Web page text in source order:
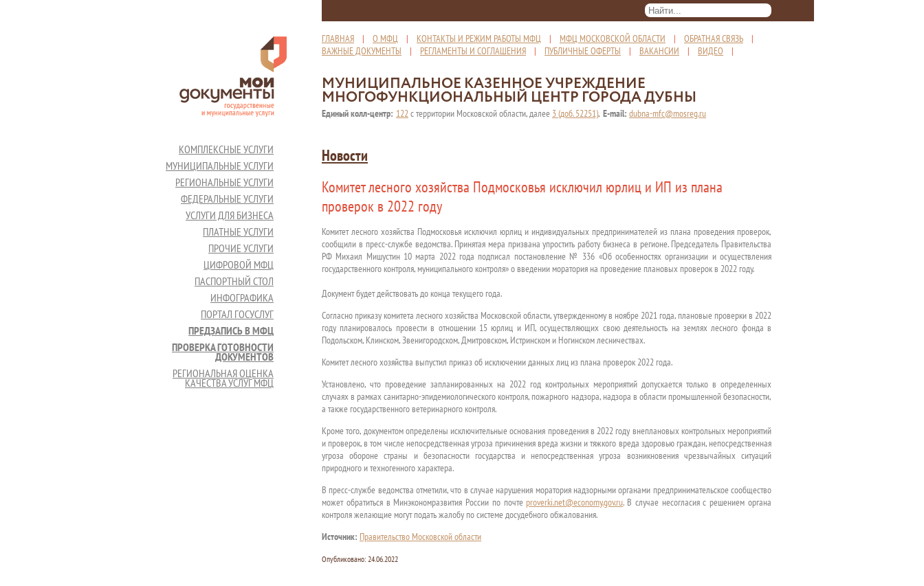
ГЛАВНАЯ | О МФЦ | КОНТАКТЫ И РЕЖИМ РАБОТЫ МФЦ | МФЦ МОСКОВСКОЙ ОБЛАСТИ | ОБРАТНАЯ СВЯЗЬ |
ВАЖНЫЕ ДОКУМЕНТЫ | РЕГЛАМЕНТЫ И СОГЛАШЕНИЯ | ПУБЛИЧНЫЕ ОФЕРТЫ | ВАКАНСИИ | ВИДЕО |
МУНИЦИПАЛЬНОЕ КАЗЕННОЕ УЧРЕЖДЕНИЕ
МНОГОФУНКЦИОНАЛЬНЫЙ ЦЕНТР ГОРОДА ДУБНЫ
Единый колл-центр: 122с территории Московской области, далее 3 (доб. 52251), E-mail: dubna-mfc@mosreg.ru
КОМПЛЕКСНЫЕ УСЛУГИ
МУНИЦИПАЛЬНЫЕ УСЛУГИ
РЕГИОНАЛЬНЫЕ УСЛУГИ
ФЕДЕРАЛЬНЫЕ УСЛУГИ
УСЛУГИ ДЛЯ БИЗНЕСА
ПЛАТНЫЕ УСЛУГИ
ПРОЧИЕ УСЛУГИ
ЦИФРОВОЙ МФЦ
ПАСПОРТНЫЙ СТОЛ
ИНФОГРАФИКА
ПОРТАЛ ГОСУСЛУГ
ПРЕДЗАПИСЬ В МФЦ
ПРОВЕРКА ГОТОВНОСТИ
ДОКУМЕНТОВ
РЕГИОНАЛЬНАЯ ОЦЕНКА
КАЧЕСТВА УСЛУГ МФЦ
Новости
Комитет лесного хозяйства Подмосковья исключил юрлиц и ИП из плана
проверок в 2022 году
Комитет лесного хозяйства Подмосковья исключил юрлиц и индивидуальных предпринимателей из плана проведения проверок,
сообщили в пресс-службе ведомства. Принятая мера призвана упростить работу бизнеса в регионе. Председатель Правительства
РФ Михаил Мишустин 10 марта 2022 года подписал постановление № 336 «Об особенностях организации и осуществления
государственного контроля, муниципального контроля» о введении моратория на проведение плановых проверок в 2022 году.
Документ будет действовать до конца текущего года.
Согласно приказу комитета лесного хозяйства Московской области, утвержденному в ноябре 2021 года, плановые проверки в 2022
году планировалось провести в отношении 15 юрлиц и ИП, осуществляющих свою деятельность на землях лесного фонда в
Подольском, Клинском, Звенигородском, Дмитровском, Истринском и Ногинском лесничествах.
Комитет лесного хозяйства выпустил приказ об исключении данных лиц из плана проверок 2022 года.
Установлено, что проведение запланированных на 2022 год контрольных мероприятий допускается только в определенных
случаях в рамках санитарно-эпидемиологического контроля, пожарного надзора, надзора в области промышленной безопасности,
а также государственного ветеринарного контроля.
Кроме того, документом определены исключительные основания проведения в 2022 году внеплановых контрольных мероприятий
и проверок, в том числе непосредственная угроза причинения вреда жизни и тяжкого вреда здоровью граждан, непосредственная
угроза обороне страны и безопасности государства и непосредственная угроза возникновения чрезвычайных ситуаций
природного и техногенного характера.
В пресс-службе ведомства отметили, что в случае нарушения моратория надзорными органами предпринимательское сообщество
может обратиться в Минэкономразвития России по почтеproverki.net@economy.gov.ru. В случае несогласия с решением органа
контроля желающие могут подать жалобу по системе досудебного обжалования.
Источник: Правительство Московской области
Опубликовано: 24.06.2022